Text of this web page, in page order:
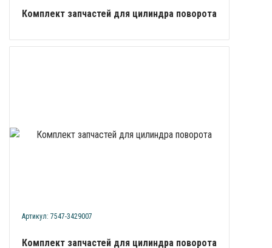
Комплект запчастей для цилиндра поворота
Артикул: 7547-3429007
Комплект запчастей для цилиндра поворота